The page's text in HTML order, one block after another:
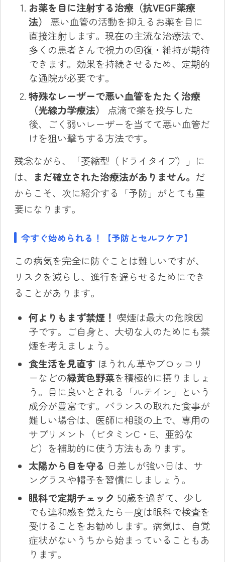
お薬を目に注射する治療（抗VEGF薬療
法）
悪い血管の活動を抑えるお薬を目に
直接注射します。現在の主流な治療法で、
多くの患者さんで視力の回復・維持が期待
できます。効果を持続させるため、定期的
な通院が必要です。
特殊なレーザーで悪い血管をたたく治療
（光線力学療法）
点滴で薬を投与した
後、ごく弱いレーザーを当てて悪い血管だ
けを狙い撃ちする方法です。
残念ながら、「萎縮型（ドライタイプ）」に
は、
まだ確立された治療法がありません。 だ
からこそ、次に紹介する「予防」がとても重
要になります。
今すぐ始められる！【予防とセルフケア】
この病気を完全に防ぐことは難しいですが、
リスクを減らし、進行を遅らせるためにでき
ることがあります。
何よりもまず禁煙！ 喫煙は最大の危険因
子です。ご自身と、大切な人のためにも禁
煙を考えましょう。
食生活を見直す ほうれん草やブロッコリ
ーなどの緑黄色野菜を積極的に摂りましょ
う。目に良いとされる「ルテイン」という
成分が豊富です。バランスの取れた食事が
難しい場合は、医師に相談の上で、専用の
サプリメント（ビタミンC・E、亜鉛な
ど）を補助的に使う方法もあります。
太陽から目を守る 日差しが強い日は、サ
ングラスや帽子を習慣にしましょう。
眼科で定期チェック 50歳を過ぎて、少し
でも違和感を覚えたら一度は眼科で検査を
受けることをお勧めします。病気は、自覚
症状がないうちから始まっていることもあ
ります。